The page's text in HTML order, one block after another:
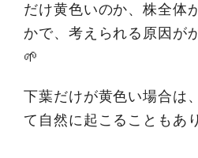
だけ黄色いのか、株全体
かで、考えられる原因が
🌱
下葉だけが黄色い場合は
て自然に起こることもあ